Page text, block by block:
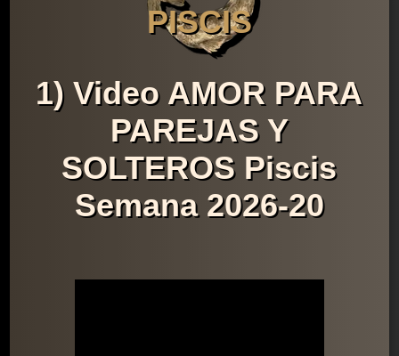
PISCIS
1) Video AMOR PARA
PAREJAS Y
SOLTEROS Piscis
Semana 2026-20